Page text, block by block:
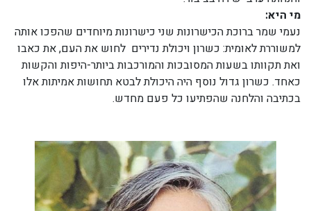
מי היא:
נעמי שמר ברוכת הכישרונות שני כישרונות מיוחדים שהפכו אותה
למשוררת לאומית: כשרון ויכולת נדירים לחוש את העם, את כאבו
ואת תקוותו בשעות המסובכות והמורכבות ביותר-היפות והקשות
כאחד. כשרון גדול נוסף היה היכולת לבטא תחושות אמיתות אלו
בכתיבה והלחנה שהפתיעו כל פעם מחדש.